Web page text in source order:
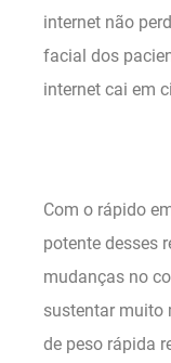
internet não
facial dos
internet cai em
Com o rápido
potente desses
mudanças no
sustentar muito
de peso rápida